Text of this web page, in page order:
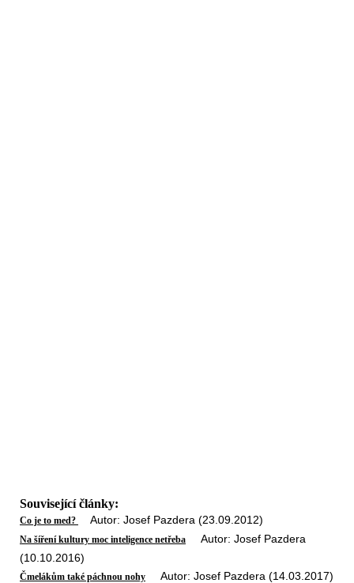
Související články:
Co je to med? Autor: Josef Pazdera (23.09.2012)
Na šíření kultury moc inteligence netřeba Autor: Josef Pazdera
(10.10.2016)
Čmelákům také páchnou nohy Autor: Josef Pazdera (14.03.2017)